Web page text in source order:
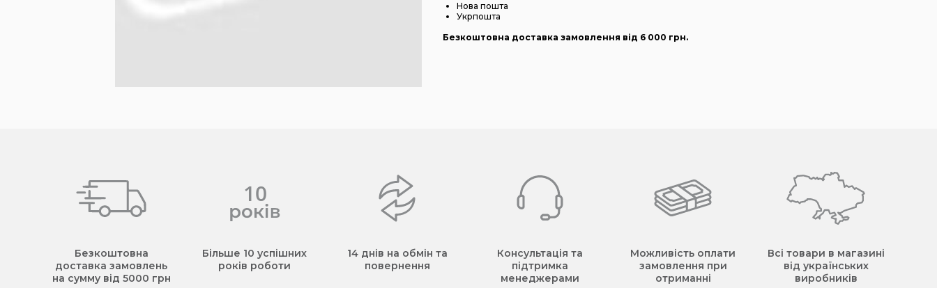
Нова пошта
Укрпошта
Безкоштовна доставка замовлення від 6 000 грн.
Безкоштовна
доставка замовлень
на сумму від 5000 грн
Більше 10 успішних
років роботи
14 днів на обмін та
повернення
Консультація та
підтримка
менеджерами
Можливість оплати
замовлення при
отриманні
Всі товари в магазині
від українських
виробників